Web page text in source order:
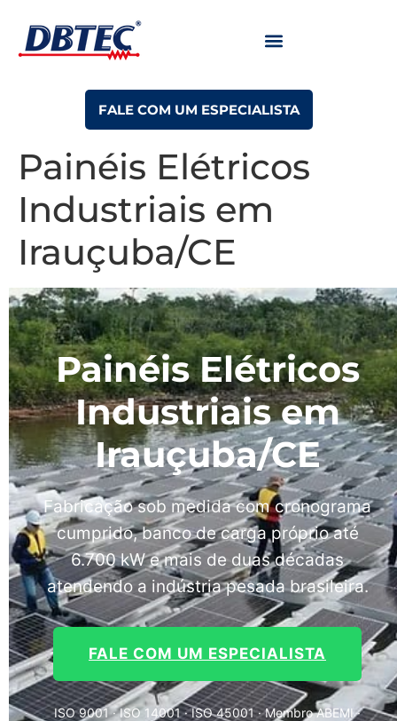
FALE COM UM ESPECIALISTA
Painéis Elétricos
Industriais em
Irauçuba/CE
Painéis Elétricos
Industriais em
Irauçuba/CE
Fabricação sob medida com cronograma
cumprido, banco de carga próprio até
6.700 kW e mais de duas décadas
atendendo a indústria pesada brasileira.
FALE COM UM ESPECIALISTA
ISO 9001 · ISO 14001 · ISO 45001 · Membro ABEMI ·